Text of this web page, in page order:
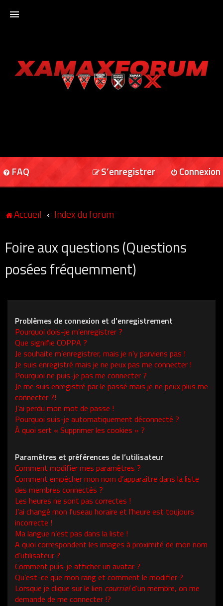
XAMAXFORUM
FAQ Connexion
S’enregistrer
Accueil Index du forum
Foire aux questions (Questions
posées fréquemment)
Problèmes de connexion et d’enregistrement
Pourquoi dois-je m’enregistrer ?
Que signifie COPPA ?
Je souhaite m’enregistrer, mais je n’y parviens pas !
Je suis enregistré mais je ne peux pas me connecter !
Pourquoi ne puis-je pas me connecter ?
Je me suis enregistré par le passé mais je ne peux plus me
connecter ?!
J’ai perdu mon mot de passe !
Pourquoi suis-je automatiquement déconnecté ?
À quoi sert « Supprimer les cookies » ?
Paramètres et préférences de l’utilisateur
Comment modifier mes paramètres ?
Comment empêcher mon nom d’apparaître dans la liste
des membres connectés ?
Les heures ne sont pas correctes !
J’ai changé mon fuseau horaire et l’heure est toujours
incorrecte !
Ma langue n’est pas dans la liste !
A quoi correspondent les images à proximité de mon nom
d’utilisateur ?
Comment puis-je afficher un avatar ?
Qu’est-ce que mon rang et comment le modifier ?
Lorsque je clique sur le lien courrield’un membre, on me
demande de me connecter !?